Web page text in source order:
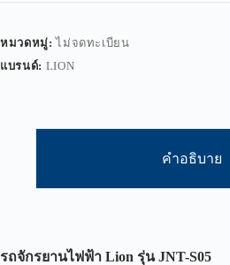
หมวดหมู่:ไม่จดทะเบียน
แบรนด์: LION
คำอธิบาย
รถจักรยานไฟฟ้า Lion รุ่น JNT-S05